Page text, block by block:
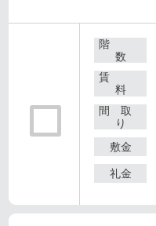
階
数
賃
料
間 取
り
敷金
礼金